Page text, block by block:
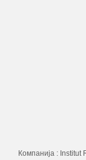
Компанија : Institut